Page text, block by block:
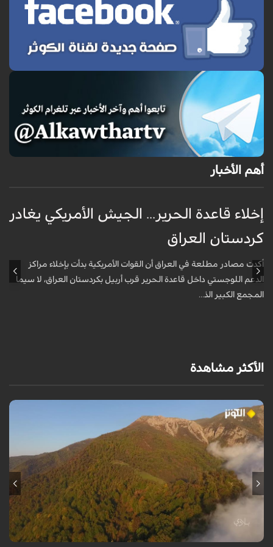
أهم الأخبار
إخلاء قاعدة الحرير... الجيش الأمريكي يغادر
كردستان العراق
أكدت مصادر مطلعة في العراق أن القوات الأمريكية بدأت بإخلاء مراكز
الدعم اللوجستي داخل قاعدة الحرير قرب أربيل بكردستان العراق، لا سيما
المجمع الكبير الذ...
الأكثر مشاهدة
من قلب طبيعة هراز التي كانت يوماً من أجمل الموائل الطبيعية في إيران، يحذر
المعد من كارثة بيئية: "وحش الأعمال والمشاريع التدميرية تنهش بجسم